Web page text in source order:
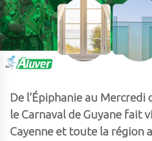
De l’Épiphanie au Mercredi
le Carnaval de Guyane fait
Cayenne et toute la région